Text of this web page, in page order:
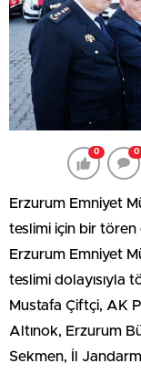
0 0
Erzurum Emniyet
teslimi için bir tören
Erzurum Emniyet
teslimi dolayısıyla
Mustafa Çiftçi, AK
Altınok, Erzurum
Sekmen, İl